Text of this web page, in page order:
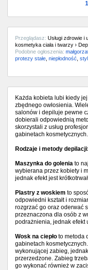
1
Przeglądasz: Usługi zdrowie i
kosmetyka ciała i twarzy ›
Podobne ogłoszenia:
protezy stałe niepłodność
Każda kobieta lubi kiedy
zbędnego owłosienia.
salonów i depiluje pewne
dobierali odpowiednią
skorzystali z usług
gabinetach kosmetycznych.
Rodzaje i metody depilacji:
Maszynka do golenia to
wybierana przez kobiety i
jednak efekt jest
Plastry z woskiem to
odpowiedni kształt i
rozgrzać go oraz oderwać
przeznaczona dla osób z
podrażnienia, jednak efekt
Wosk na ciepło to metoda
gabinetach
wykonującej zabieg, jednak
przerzedzone. Zabieg
go wykonać również w